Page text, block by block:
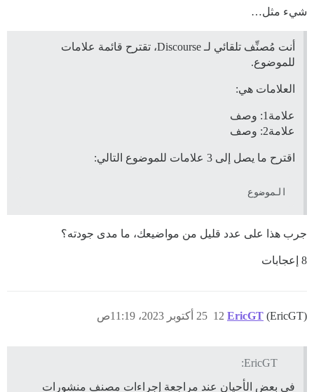
شيء مثل…
أنت مُصنِّف تلقائي لـ Discourse، تقترح قائمة علامات
للموضوع.
العلامات هي:
علامة1: وصف
علامة2: وصف
اقترح ما يصل إلى 3 علامات للموضوع التالي:
الموضوع
جرب هذا على عدد قليل من مواضيعك، ما مدى جودته؟
8 إعجابات
EricGT (EricGT) 25 أكتوبر 2023، 11:19ص 12
EricGT:
في بعض الأحيان عند مراجعة إجراءات مصنف منشورات